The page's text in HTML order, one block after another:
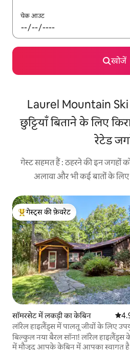
चेक आउट
खोजें
Laurel Mountain
छुट्टियाँ बिताने के लिए
रेटेड
गेस्ट सहमत हैं : ठहरने की इन जगहों
अलावा और भी कई बातों के लिए
गेस्ट्स का टॉप फ़ेवरेट
गेस्ट्स की फ़ेवरेट
सॉमरसेट में लकड़ी का केबिन औसत
लॉरेल हाइलैंड्स में पालतू जीवों के लिए
केबिन
बिल्कुल नया बैरल सॉना! लॉरेल हाइलैंड्स
में मौजूद आपके केबिन में आपका स्वागत है,